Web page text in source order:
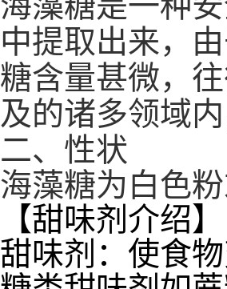
中提取出来，
糖含量甚微，
及的诸多领域
二、性状
海藻糖为白色粉
【甜味剂介绍】
甜味剂：使食